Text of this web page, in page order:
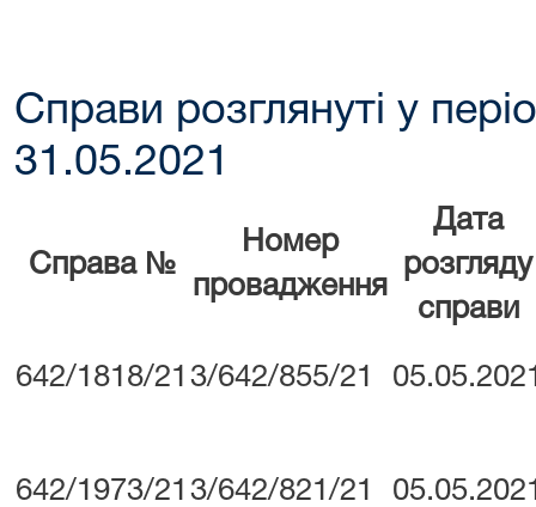
Справи розглянуті у
31.05.2021
Справа №
Номер
провадження
Дата
розгляду
справи
642/1818/21 3/642/855/21
642/1973/21 3/642/821/21